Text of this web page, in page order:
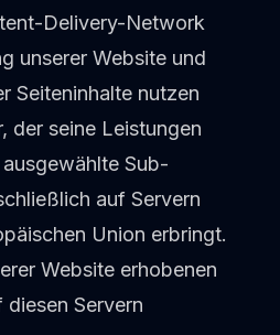
Delivery-Network
unserer Website und
Seiteninhalte nutzen
der seine Leistungen
Sub-
auf Servern
Union erbringt.
Website erhobenen
Servern